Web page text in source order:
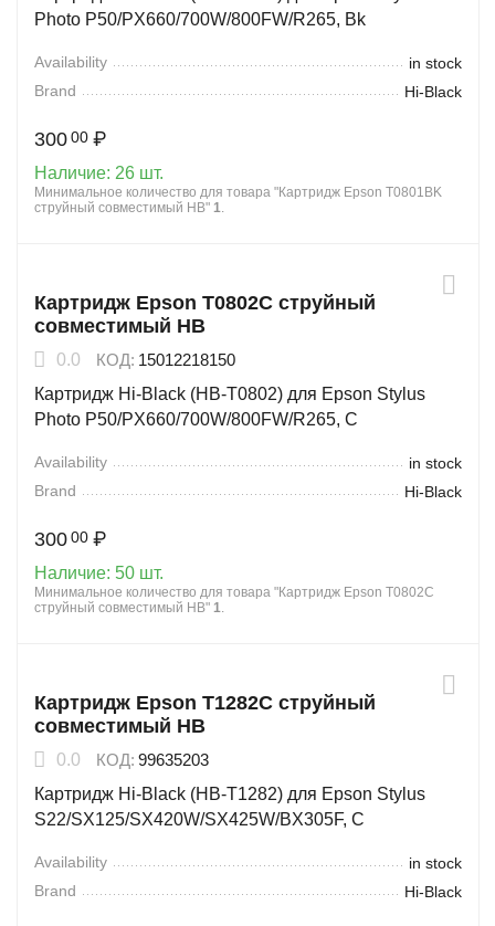
Photo P50/PX660/700W/800FW/R265, Bk
Availability
in stock
Brand
Hi-Black
300 00 ₽
Наличие: 26 шт.
Минимальное количество для товара "Картридж Epson T0801BK
струйный совместимый HB" 1.
Картридж Epson T0802C струйный
совместимый HB
0.0 КОД: 15012218150
Картридж Hi-Black (HB-T0802) для Epson Stylus
Photo P50/PX660/700W/800FW/R265, C
Availability
in stock
Brand
Hi-Black
300 00 ₽
Наличие: 50 шт.
Минимальное количество для товара "Картридж Epson T0802C
струйный совместимый HB" 1.
Картридж Epson T1282C струйный
совместимый HB
0.0 КОД: 99635203
Картридж Hi-Black (HB-T1282) для Epson Stylus
S22/SX125/SX420W/SX425W/BX305F, C
Availability
in stock
Brand
Hi-Black